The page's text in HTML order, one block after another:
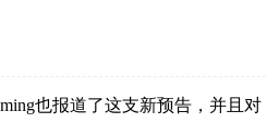
也报道了这支新预告，并且